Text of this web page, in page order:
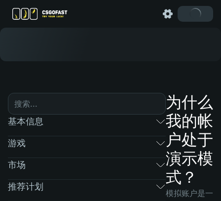
基本信息
游戏
市场
推荐计划
为什么
我的帐
户处于
演示模
式？
模拟账户是一